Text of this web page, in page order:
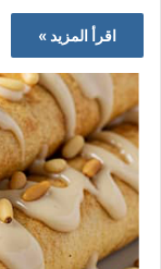
اقرأ المزيد »